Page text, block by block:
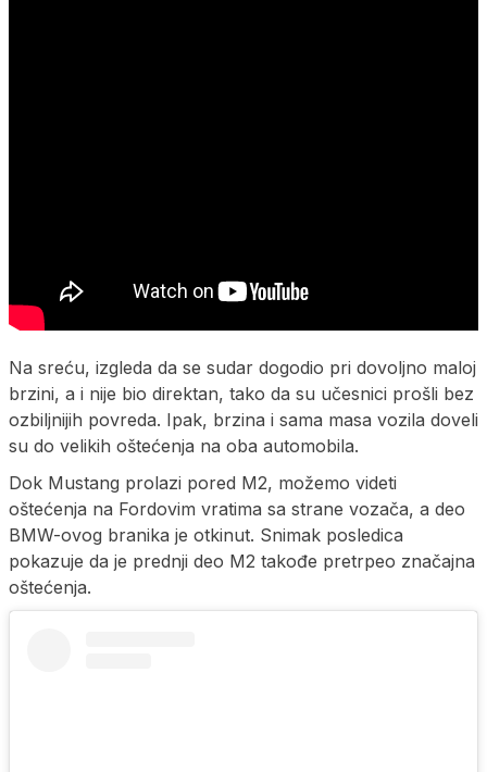
Na sreću, izgleda da se sudar dogodio pri dovoljno maloj
brzini, a i nije bio direktan, tako da su učesnici prošli bez
ozbiljnijih povreda. Ipak, brzina i sama masa vozila doveli
su do velikih oštećenja na oba automobila.
Dok Mustang prolazi pored M2, možemo videti
oštećenja na Fordovim vratima sa strane vozača, a deo
BMW-ovog branika je otkinut. Snimak posledica
pokazuje da je prednji deo M2 takođe pretrpeo značajna
oštećenja.